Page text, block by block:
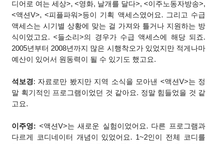
디어로 여는 세상>, <영화, 날개를 달다>, <이주노동자방송>,
<액션V>, <피플파워>등이 기획 액세스였어요. 그리고 수급
액세스는 시기별 상황에 맞는 걸 가져와 틀거나 지원하는 방
식이었고요. <들소리>의 경우가 수급 액세스에 해당 되죠.
2005년부터 2008년까지 많은 시행착오가 있었지만 적게나마
예산이 있어서 원동력이 될 수 있기도 했고요.
석보경: 자료로만 봤지만 지역 소식을 모아낸 <액션V>는 정
말 획기적인 프로그램이었던 것 같아요. 정말 힘들었을 것 같
고요.
이주영: <액션V>는 새로운 실험이었어요. 다른 프로그램과
다르게 코디네이터 개념이 있었어요. 1~2인이 전체 코디를